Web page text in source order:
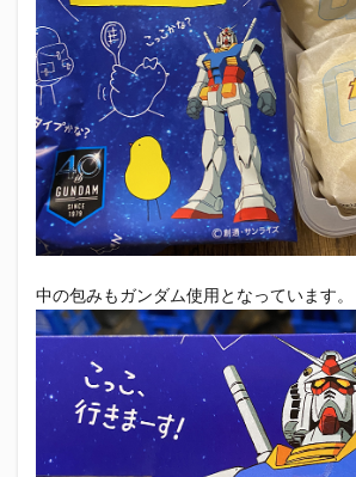
中の包みもガンダム使用となっています。